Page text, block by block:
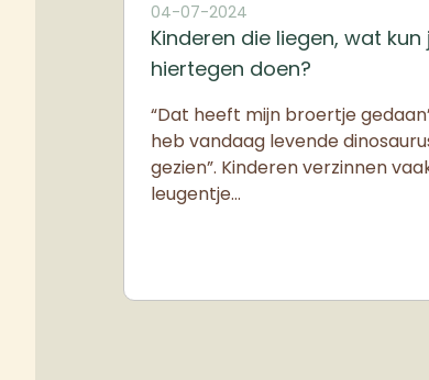
04-07-2024
Kinderen die liegen, wat kun
hiertegen doen?
“Dat heeft mijn broertje
heb vandaag levende
gezien”. Kinderen verzinnen
leugentje…